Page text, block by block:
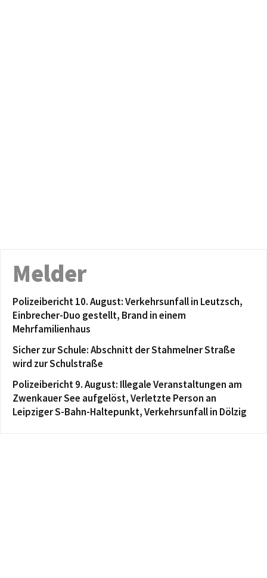
Melder
Polizeibericht 10. August: Verkehrsunfall in Leutzsch,
Einbrecher-Duo gestellt, Brand in einem
Mehrfamilienhaus
Sicher zur Schule: Abschnitt der Stahmelner Straße
wird zur Schulstraße
Polizeibericht 9. August: Illegale Veranstaltungen am
Zwenkauer See aufgelöst, Verletzte Person an
Leipziger S-Bahn-Haltepunkt, Verkehrsunfall in Dölzig